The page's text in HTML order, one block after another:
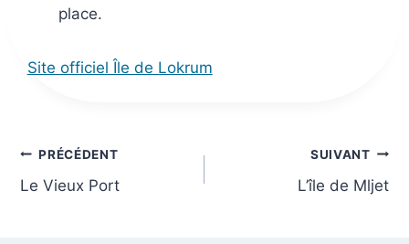
place.
Site officiel Île de Lokrum
Navigation
de
PRÉCÉDENT
Le Vieux Port
SUIVANT
L’île de Mljet